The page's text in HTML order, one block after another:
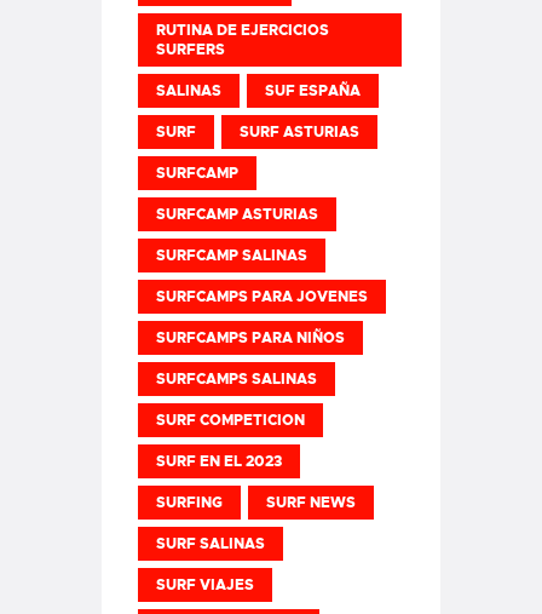
RUTINA DE EJERCICIOS
SURFERS
SALINAS SUF ESPAÑA
SURF SURF ASTURIAS
SURFCAMP
SURFCAMP ASTURIAS
SURFCAMP SALINAS
SURFCAMPS PARA JOVENES
SURFCAMPS PARA NIÑOS
SURFCAMPS SALINAS
SURF COMPETICION
SURF EN EL 2023
SURFING SURF NEWS
SURF SALINAS
SURF VIAJES